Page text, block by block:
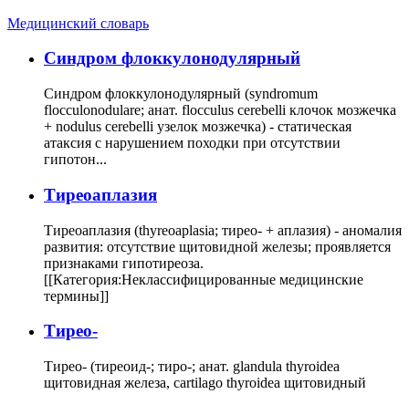
Медицинский словарь
Cиндром флоккулонодулярный
Синдром флоккулонодулярный (syndromum
flocculonodulare; анат. flocculus cerebelli клочок мозжечка
+ nodulus cerebelli узелок мозжечка) - статическая
атаксия с нарушением походки при отсутствии
гипотон...
Тиреоаплазия
Тиреоаплазия (thyreoaplasia; тирео- + аплазия) - аномалия
развития: отсутствие щитовидной железы; проявляется
признаками гипотиреоза.
[[Категория:Неклассифицированные медицинские
термины]]
Тирео-
Тирео- (тиреоид-; тиро-; анат. glandula thyroidea
щитовидная железа, cartilago thyroidea щитовидный